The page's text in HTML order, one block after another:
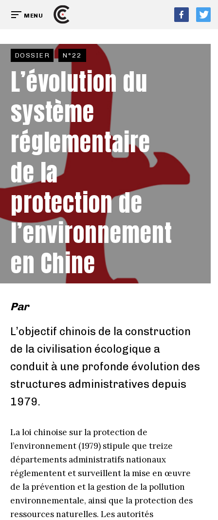
MENU
DOSSIER N°22
L’évolution du
système
réglementaire
de la
protection de
l’environnement
en Chine
Par
L’objectif chinois de la construction
de la civilisation écologique a
conduit à une profonde évolution des
structures administratives depuis
1979.
La loi chinoise sur la protection de
l’environnement (1979) stipule que treize
départements administratifs nationaux
réglementent et surveillent la mise en œuvre
de la prévention et la gestion de la pollution
environnementale, ainsi que la protection des
ressources naturelles. Les autorités